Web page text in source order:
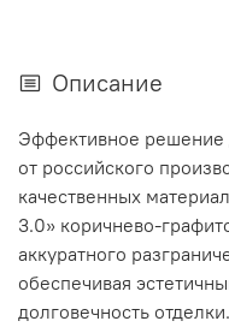
Описание
Эффективное решение
от российского
качественных
3.0» коричнево-
аккуратного
обеспечивая
долговечность